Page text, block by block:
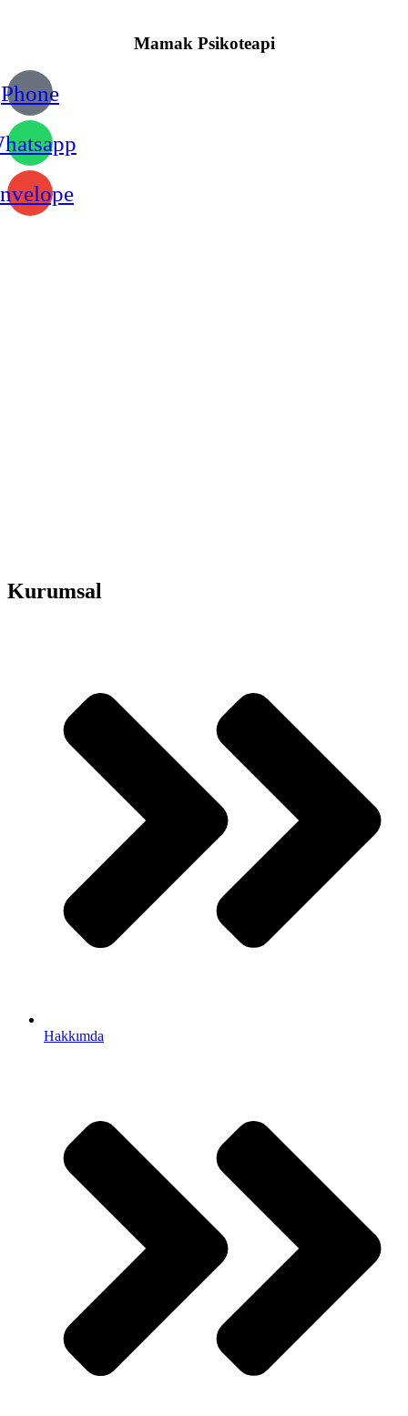
Mamak Psikoteapi
Phone
Kurumsal
Hakkımda